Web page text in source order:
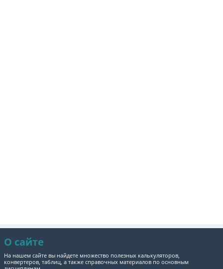
О сайте
На нашем сайте вы найдете множество полезных калькуляторов,
конвертеров, таблиц, а также справочных материалов по основным